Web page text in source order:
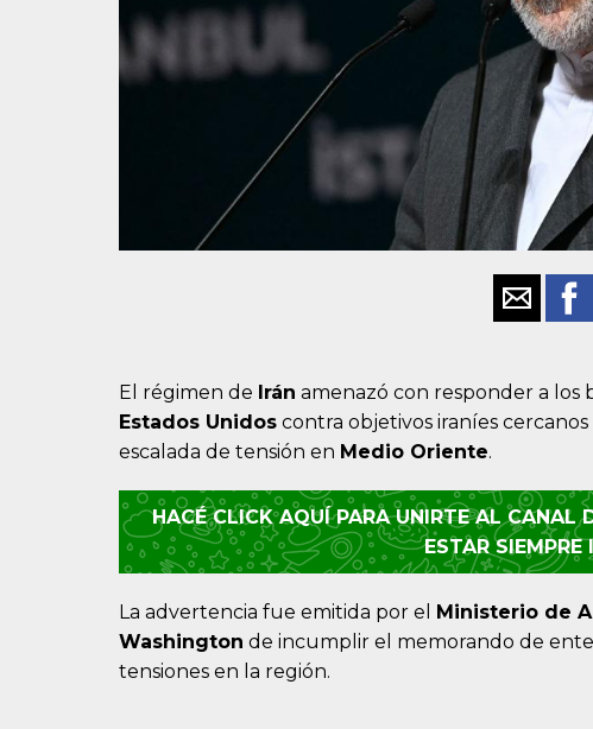
El régimen de Irán amenazó con responder a los
Estados Unidos contra objetivos iraníes cercanos
escalada de tensión en Medio Oriente.
HACÉ CLICK AQUÍ PARA UNIRTE AL CANAL
ESTAR SIEMPRE
La advertencia fue emitida por el Ministerio de
Washington de incumplir el memorando de
tensiones en la región.